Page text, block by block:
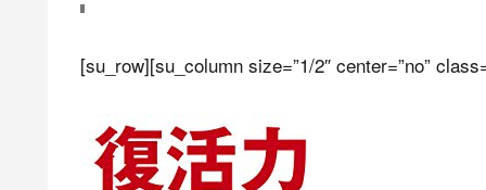
[su_row][su_column size=”1/2″ center=”no”